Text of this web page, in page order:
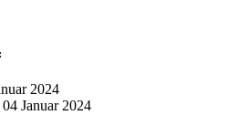
2024
04 Januar 2024